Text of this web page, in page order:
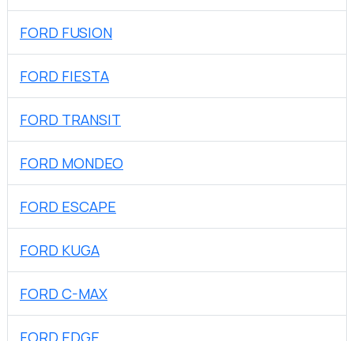
FORD FUSION
FORD FIESTA
FORD TRANSIT
FORD MONDEO
FORD ESCAPE
FORD KUGA
FORD C-MAX